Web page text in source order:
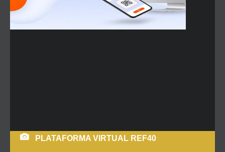
PLATAFORMA VIRTUAL REF40